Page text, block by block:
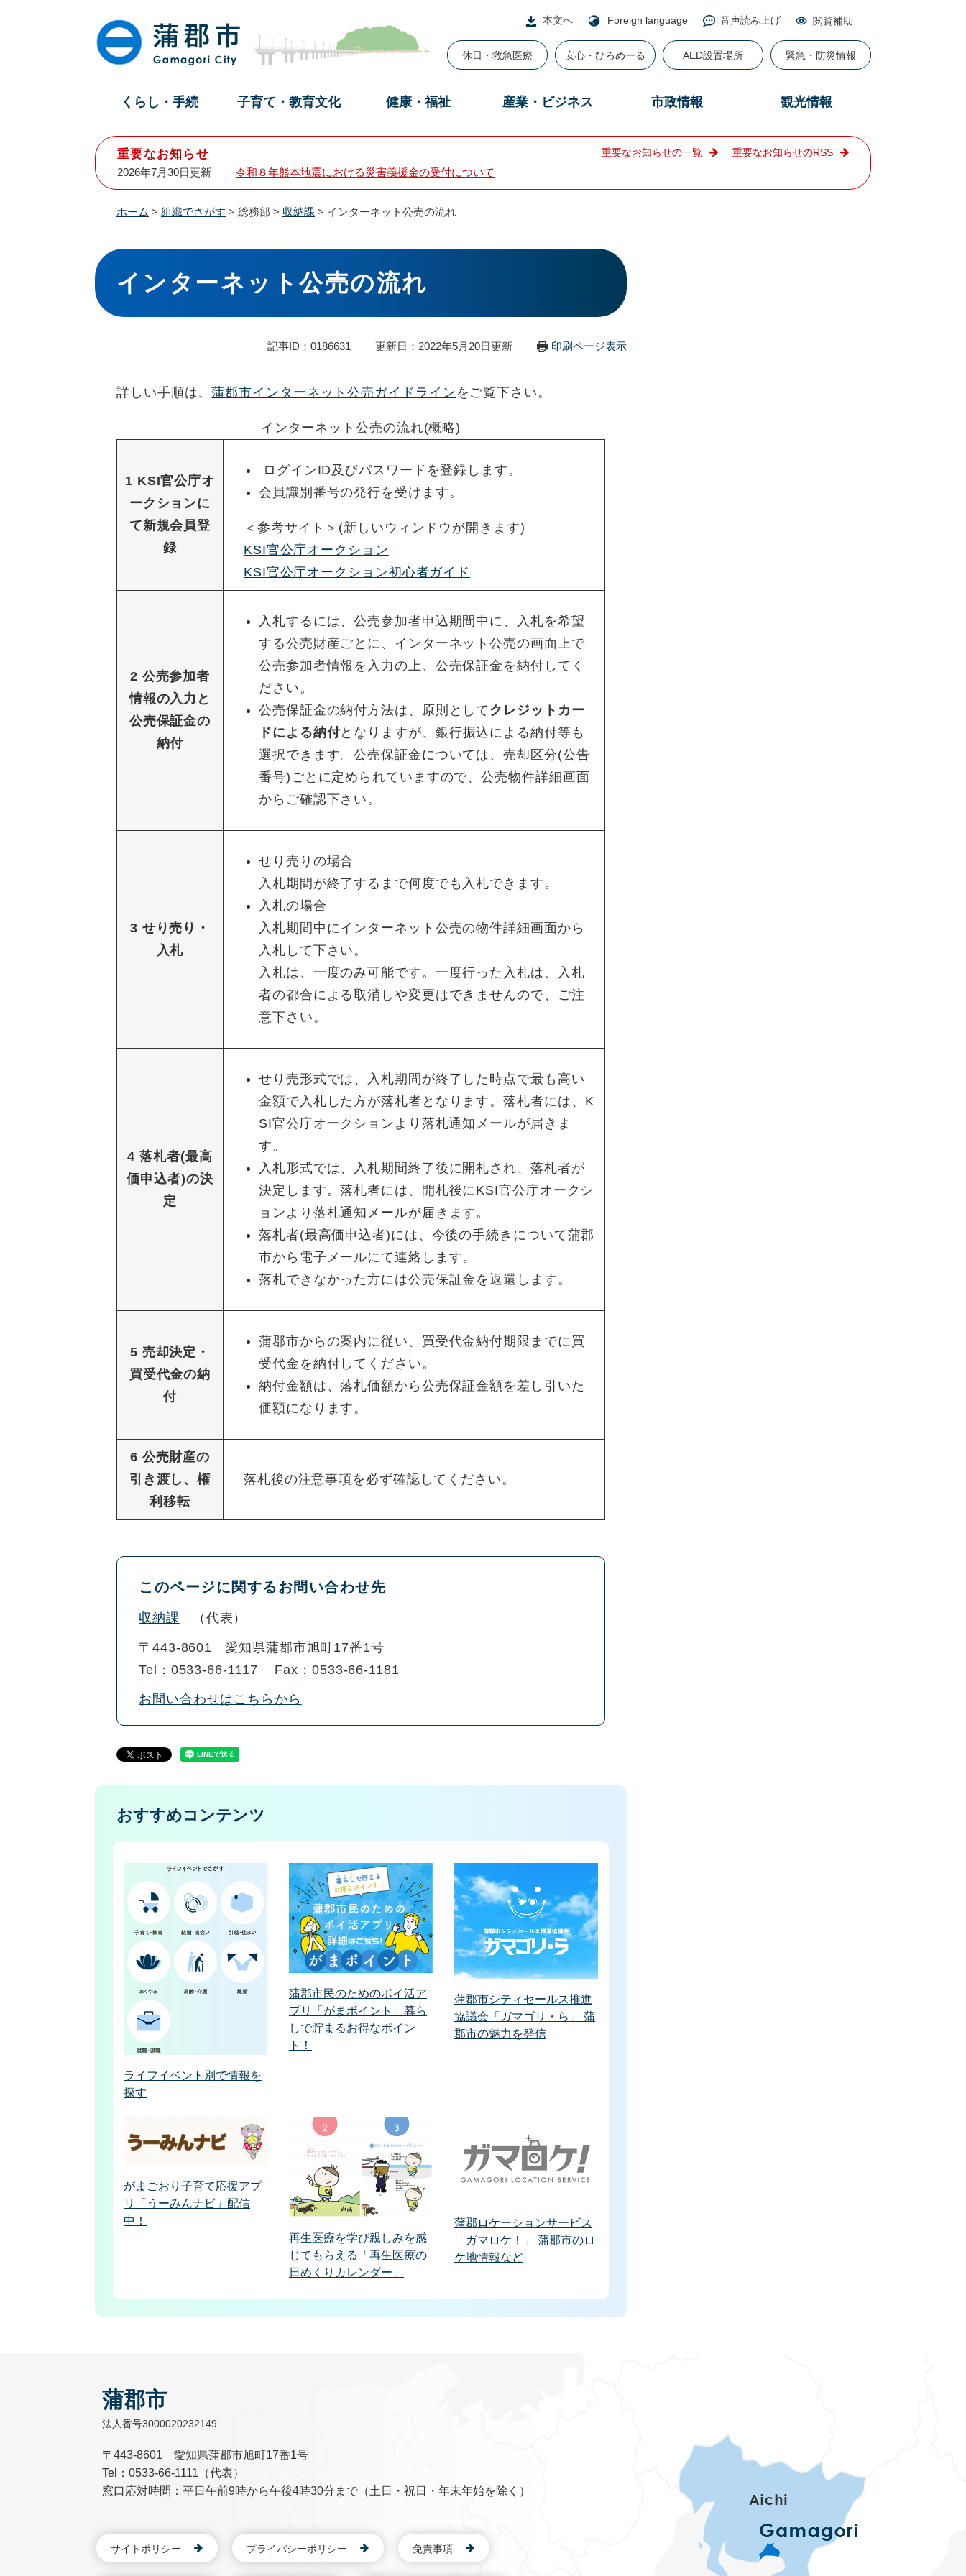
本文へ Foreign language 音声読み上げ 閲覧補助
休日・救急医療 安心・ひろめーる AED設置場所 緊急・防災情報
くらし・手続 子育て・教育文化 健康・福祉 産業・ビジネス 市政情報 観光情報
重要なお知らせ
2026年7月30日更新 令和８年熊本地震における災害義援金の受付について
重要なお知らせの一覧 重要なお知らせのRSS
ホーム > 組織でさがす > 総務部 > 収納課 > インターネット公売の流れ
本
文
インターネット公売の流れ
記事ID：0186631 更新日：2022年5月20日更新 印刷ページ表示
詳しい手順は、蒲郡市インターネット公売ガイドライン をご覧下さい。
インターネット公売の流れ(概略)
1 KSI官公庁オ
ークションに
て新規会員登
録
ログインID及びパスワードを登録します。
会員識別番号の発行を受けます。
＜参考サイト＞(新しいウィンドウが開きます)
KSI官公庁オークション
KSI官公庁オークション初心者ガイド
2 公売参加者
情報の入力と
公売保証金の
納付
入札するには、公売参加者申込期間中に、入札を希望
する公売財産ごとに、インターネット公売の画面上で
公売参加者情報を入力の上、公売保証金を納付してく
ださい。
公売保証金の納付方法は、原則として クレジットカー
ドによる納付となりますが、銀行振込による納付等も
選択できます。公売保証金については、売却区分(公告
番号)ごとに定められていますので、公売物件詳細画面
からご確認下さい。
3 せり売り・
入札
せり売りの場合
入札期間が終了するまで何度でも入札できます。
入札の場合
入札期間中にインターネット公売の物件詳細画面から
入札して下さい。
入札は、一度のみ可能です。一度行った入札は、入札
者の都合による取消しや変更はできませんので、ご注
意下さい。
4 落札者(最高
価申込者)の決
定
せり売形式では、入札期間が終了した時点で最も高い
金額で入札した方が落札者となります。落札者には、K
SI官公庁オークションより落札通知メールが届きま
す。
入札形式では、入札期間終了後に開札され、落札者が
決定します。落札者には、開札後にKSI官公庁オークシ
ョンより落札通知メールが届きます。
落札者(最高価申込者)には、今後の手続きについて蒲郡
市から電子メールにて連絡します。
落札できなかった方には公売保証金を返還します。
5 売却決定・
買受代金の納
付
蒲郡市からの案内に従い、買受代金納付期限までに買
受代金を納付してください。
納付金額は、落札価額から公売保証金額を差し引いた
価額になります。
6 公売財産の
引き渡し、権
利移転
落札後の注意事項を必ず確認してください。
このページに関するお問い合わせ先
収納課 代表
〒443-8601
愛知県蒲郡市旭町17番1号
Tel：0533-66-1117
Fax：0533-66-1181
お問い合わせはこちらから
おすすめコンテンツ
ライフイベント別で情報を
探す
蒲郡市民のためのポイ活ア
プリ「がまポイント」暮ら
しで貯まるお得なポイン
ト！
蒲郡市シティセールス推進
協議会「ガマゴリ・ら」 蒲
郡市の魅力を発信
がまごおり子育て応援アプ
リ「うーみんナビ」配信
中！
再生医療を学び親しみを感
じてもらえる「再生医療の
日めくりカレンダー」
蒲郡ロケーションサービス
「ガマロケ！」 蒲郡市のロ
ケ地情報など
蒲郡市
法人番号3000020232149
〒443-8601 愛知県蒲郡市旭町17番1号
Tel：0533-66-1111（代表）
窓口応対時間：平日午前9時から午後4時30分まで（土日・祝日・年末年始を除く）
サイトポリシー プライバシーポリシー 免責事項